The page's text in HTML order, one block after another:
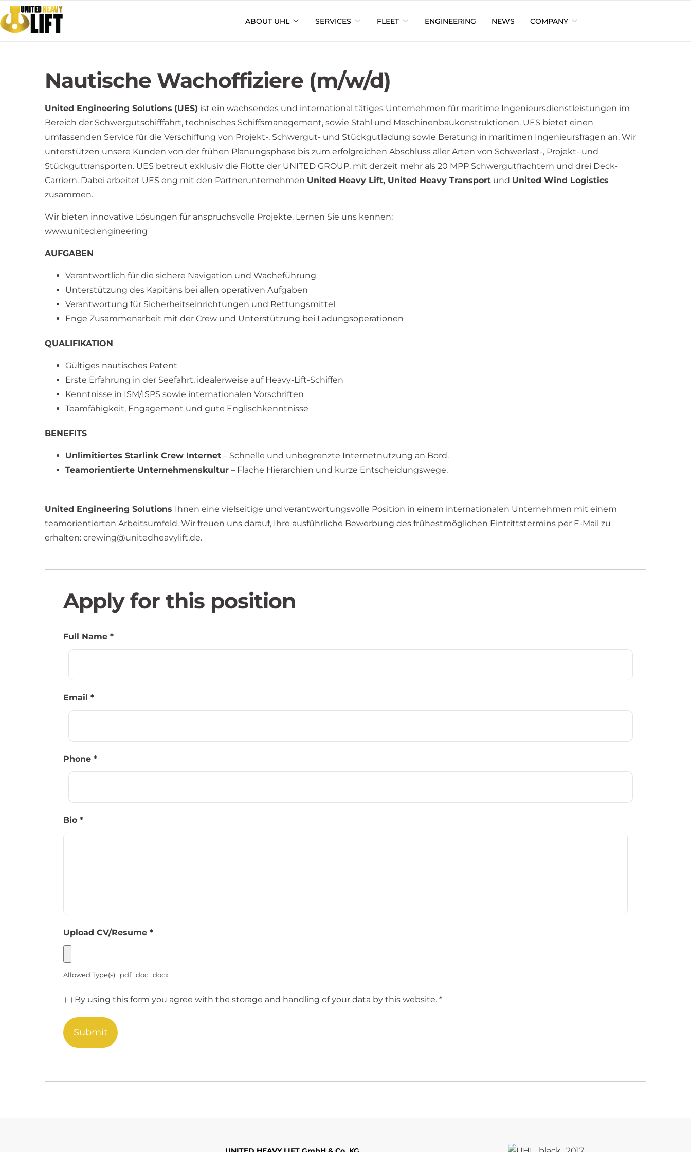
ABOUT UHL SERVICES FLEET ENGINEERING NEWS COMPANY
Nautische Wachoffiziere (m/w/d)
United Engineering Solutions (UES) ist ein wachsendes und international tätiges Unternehmen für maritime Ingenieursdienstleistungen im
Bereich der Schwergutschifffahrt, technisches Schiffsmanagement, sowie Stahl und Maschinenbaukonstruktionen. UES bietet einen
umfassenden Service für die Verschiffung von Projekt-, Schwergut- und Stückgutladung sowie Beratung in maritimen Ingenieursfragen an. Wir
unterstützen unsere Kunden von der frühen Planungsphase bis zum erfolgreichen Abschluss aller Arten von Schwerlast-, Projekt- und
Stückguttransporten. UES betreut exklusiv die Flotte der UNITED GROUP, mit derzeit mehr als 20 MPP Schwergutfrachtern und drei Deck-
Carriern. Dabei arbeitet UES eng mit den Partnerunternehmen United Heavy Lift, United Heavy Transport und United Wind Logistics
zusammen.
Wir bieten innovative Lösungen für anspruchsvolle Projekte. Lernen Sie uns kennen:
www.united.engineering
AUFGABEN
Verantwortlich für die sichere Navigation und Wacheführung
Unterstützung des Kapitäns bei allen operativen Aufgaben
Verantwortung für Sicherheitseinrichtungen und Rettungsmittel
Enge Zusammenarbeit mit der Crew und Unterstützung bei Ladungsoperationen
QUALIFIKATION
Gültiges nautisches Patent
Erste Erfahrung in der Seefahrt, idealerweise auf Heavy-Lift-Schiffen
Kenntnisse in ISM/ISPS sowie internationalen Vorschriften
Teamfähigkeit, Engagement und gute Englischkenntnisse
BENEFITS
Unlimitiertes Starlink Crew Internet – Schnelle und unbegrenzte Internetnutzung an Bord.
Teamorientierte Unternehmenskultur – Flache Hierarchien und kurze Entscheidungswege.
United Engineering Solutions Ihnen eine vielseitige und verantwortungsvolle Position in einem internationalen Unternehmen mit einem
teamorientierten Arbeitsumfeld. Wir freuen uns darauf, Ihre ausführliche Bewerbung des frühestmöglichen Eintrittstermins per E-Mail zu
erhalten: crewing@unitedheavylift.de.
Apply for this position
Full Name *
Email *
Phone *
Bio *
Upload CV/Resume *
Allowed Type(s): .pdf, .doc, .docx
By using this form you agree with the storage and handling of your data by this website. *